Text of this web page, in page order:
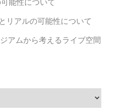
アルの可能性について
アムから考えるライブ空間